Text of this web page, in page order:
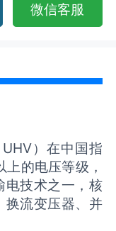
微信客服
）在中国指
的电压等级，
电技术之一，核
换流变压器、并